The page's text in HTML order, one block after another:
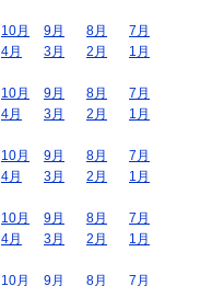
10月 9月 8月
7月
4月 3月 2月
1月
10月 9月 8月
7月
4月 3月 2月
1月
10月 9月 8月
7月
4月 3月 2月
1月
10月 9月 8月
7月
4月 3月 2月
1月
10月 9月 8月 7月